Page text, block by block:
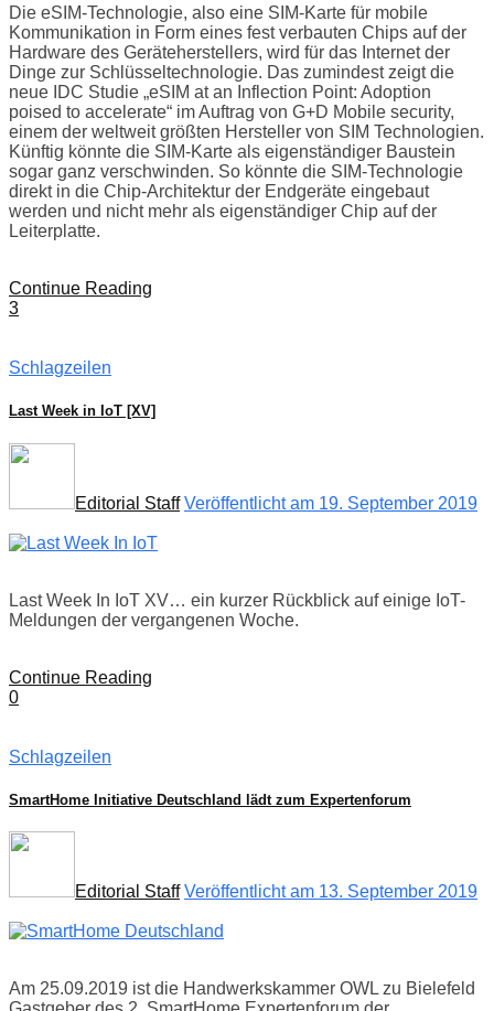
Die eSIM-Technologie, also eine SIM-Karte für mobile
Kommunikation in Form eines fest verbauten Chips auf der
Hardware des Geräteherstellers, wird für das Internet der
Dinge zur Schlüsseltechnologie. Das zumindest zeigt die
neue IDC Studie „eSIM at an Inflection Point: Adoption
poised to accelerate“ im Auftrag von G+D Mobile security,
einem der weltweit größten Hersteller von SIM Technologien.
Künftig könnte die SIM-Karte als eigenständiger Baustein
sogar ganz verschwinden. So könnte die SIM-Technologie
direkt in die Chip-Architektur der Endgeräte eingebaut
werden und nicht mehr als eigenständiger Chip auf der
Leiterplatte.
Continue Reading
3
Schlagzeilen
Last Week in IoT [XV]
Editorial Staff Veröffentlicht am 19. September 2019
Last Week In IoT XV… ein kurzer Rückblick auf einige IoT-
Meldungen der vergangenen Woche.
Continue Reading
0
Schlagzeilen
SmartHome Initiative Deutschland lädt zum Expertenforum
Editorial Staff Veröffentlicht am 13. September 2019
Am 25.09.2019 ist die Handwerkskammer OWL zu Bielefeld